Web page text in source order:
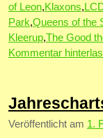
of Leon,Klaxons,
Park,Queens of the
Kleerup,The Good
Kommentar
Veröffentlicht am 1.